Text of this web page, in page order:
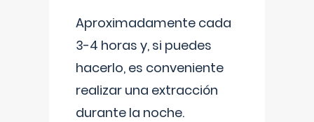
Aproximadamente cada
3-4 horas y, si puedes
hacerlo, es conveniente
realizar una extracción
durante la noche.